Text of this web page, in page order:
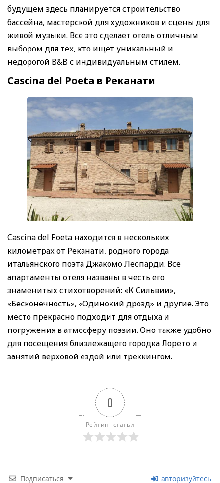
будущем здесь планируется строительство
бассейна, мастерской для художников и сцены для
живой музыки. Все это сделает отель отличным
выбором для тех, кто ищет уникальный и
недорогой B&B с индивидуальным стилем.
Cascina del Poeta в Реканати
Cascina del Poeta находится в нескольких
километрах от Реканати, родного города
итальянского поэта Джакомо Леопарди. Все
апартаменты отеля названы в честь его
знаменитых стихотворений: «К Сильвии»,
«Бесконечность», «Одинокий дрозд» и другие. Это
место прекрасно подходит для отдыха и
погружения в атмосферу поэзии. Оно также удобно
для посещения близлежащего городка Лорето и
занятий верховой ездой или треккингом.
0
Рейтинг статьи
Подписаться авторизуйтесь